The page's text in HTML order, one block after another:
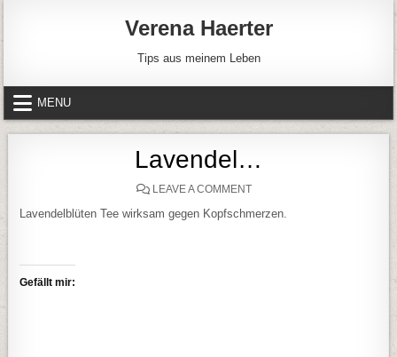
Verena Haerter
Tips aus meinem Leben
MENU
Lavendel…
LEAVE A COMMENTON LAVENDEL…
Lavendelblüten Tee wirksam gegen Kopfschmerzen.
Gefällt mir: